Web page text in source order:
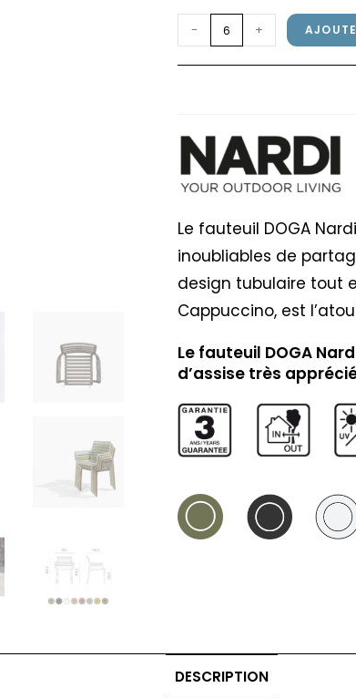
quantité
de
Fauteuil
Cappuccino
- +
Le fauteuil DOGA
inoubliables de
design tubulaire tout
Cappuccino, est
Le fauteuil DOGA
d’assise très
DESCRIPTION